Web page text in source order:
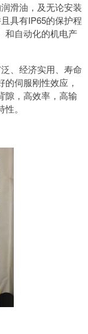
滑油，及无论安装
具有IP65的保护程
和自动化的机电产
、经济实用、寿命
伺服刚性效应，
隙，高效率，高输
。